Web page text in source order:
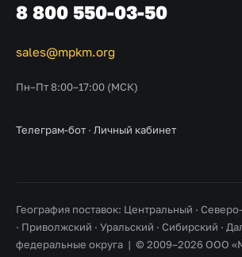
8 800 550-03-50
sales@mpkm.org
Пн–Пт 8:00–17:00 (МСК)
Телеграм-бот · Личный кабинет
География поставок: Центральный ·
· Приволжский · Уральский · Сибирский ·
федеральные округа | © 2009–2026 ООО